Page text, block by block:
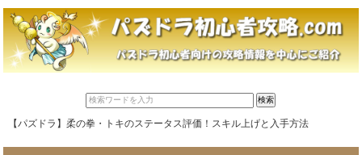
【パズドラ】柔の拳・トキのステータス評価！スキル上げと入手方法